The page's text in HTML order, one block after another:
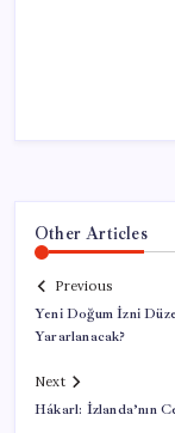
Other Articles
Previous
Yeni Doğum İzni
Yararlanacak?
Next
Hákarl: İzlanda’nın